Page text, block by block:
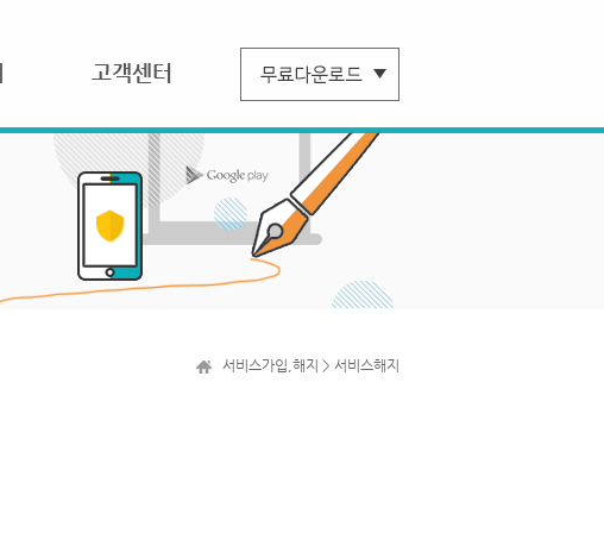
고객센터
서비스가입,해지 > 서비스해지